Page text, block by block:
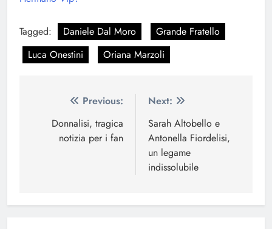
Tagged: Daniele Dal Moro
Grande Fratello
Luca Onestini
Oriana Marzoli
Navigazione
articoli
Previous:
Donnalisi, tragica
notizia per i fan
Next:
Sarah Altobello e
Antonella Fiordelisi,
un legame
indissolubile